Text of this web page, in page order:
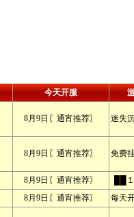
今天开服
8月9日〖通宵推荐〗 迷失
8月9日〖通宵推荐〗 免费
8月9日〖通宵推荐〗
██
8月9日〖通宵推荐〗 每天